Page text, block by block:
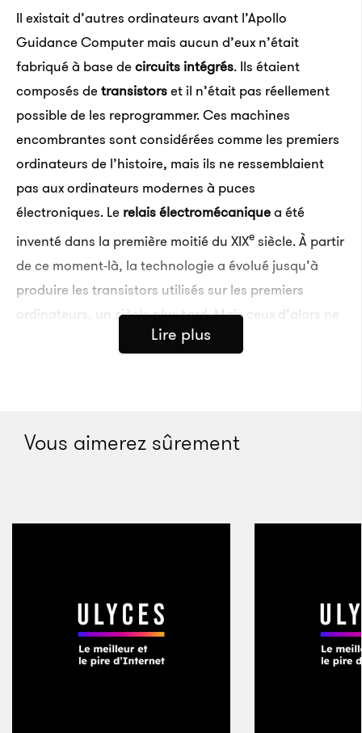
Il existait d’autres ordinateurs avant l’Apollo
Guidance Computer mais aucun d’eux n’était
fabriqué à base de circuits intégrés. Ils étaient
composés de transistorset il n’était pas réellement
possible de les reprogrammer. Ces machines
encombrantes sont considérées comme les premiers
ordinateurs de l’histoire, mais ils ne ressemblaient
pas aux ordinateurs modernes à puces
électroniques. Le relais électromécaniquea été
inventé dans la première moitié du XIXe siècle. À partir
de ce moment-là, la technologie a évolué jusqu’à
produire les transistors utilisés sur les premiers
ordinateurs, un siècle plus tard. Mais ceux d’alors ne
pouvaient pas être miniaturisés. Grâce aux circuits
impossible avant l’invention des circuits intégrés, car
toute première de l’histoire. Tout est parti de là et
s’est démultiplié jusqu’à donner les
ordinateurs qu’on connaît aujourd’hui. Il s’agissait
Lire plus
Vous aimerez sûrement